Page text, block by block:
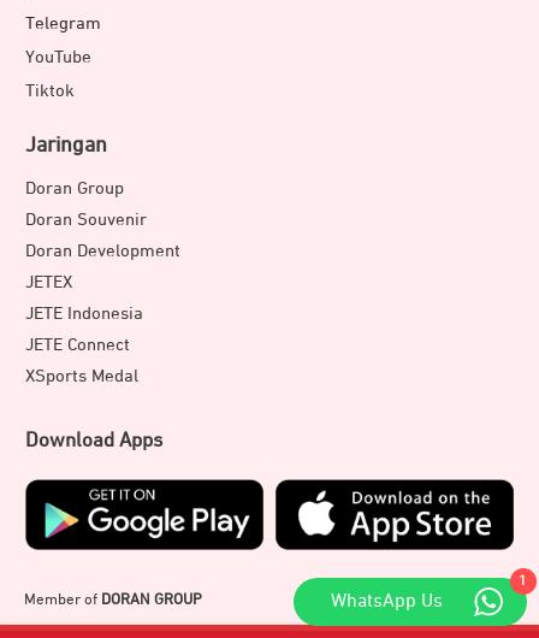
Telegram
YouTube
Tiktok
Jaringan
Doran Group
Doran Souvenir
Doran Development
JETEX
JETE Indonesia
JETE Connect
XSports Medal
Download Apps
Member of DORAN GROUP
1
WhatsApp Us